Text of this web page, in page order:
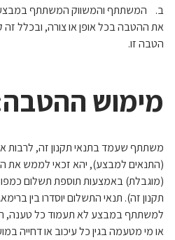
ב. המשתתף והמשווק המשתתף במבצע
את ההטבה בכל אופן או צורה, ובכלל
הטבה זו.
מימוש
(התנאים למבצע), יהא זכאי לממש את
(מוגבלת) באמצעות תוספת תשלום
תקנון זה). תנאי התשלום יוסדרו בין
למשתתף במבצע לא תעמוד כל טענה,
או מי מטעמה בגין כל עיכוב או דחייה